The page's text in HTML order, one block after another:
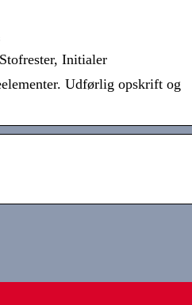
Initialer
Udførlig opskrift og